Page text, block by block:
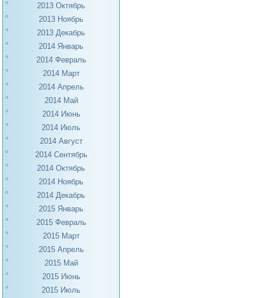
2013 Октябрь
2013 Ноябрь
2013 Декабрь
2014 Январь
2014 Февраль
2014 Март
2014 Апрель
2014 Май
2014 Июнь
2014 Июль
2014 Август
2014 Сентябрь
2014 Октябрь
2014 Ноябрь
2014 Декабрь
2015 Январь
2015 Февраль
2015 Март
2015 Апрель
2015 Май
2015 Июнь
2015 Июль